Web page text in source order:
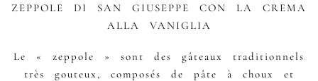
ZEPPOLE DI SAN GIUSEPPE CON LA CREMA
ALLA VANIGLIA
Le « zeppole » sont des gâteaux traditionnels
très gouteux, composés de pâte à choux et